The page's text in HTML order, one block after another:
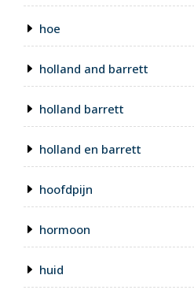
hoe
holland and barrett
holland barrett
holland en barrett
hoofdpijn
hormoon
huid